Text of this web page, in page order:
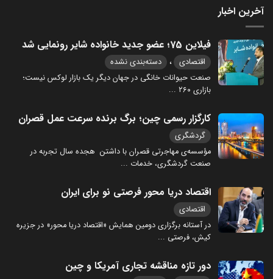
آخرین اخبار
فیلاین 75؛ عضو جدید خانواده شایر رونمایی شد
اقتصادی ، دسته‌بندی نشده
صنعت حیوانات خانگی در جهان دیگر یک بازار لوکس نیست؛
بازاری ۲۶۰
...
کارگزار رسمی چین؛ برگ برنده سرعت عمل قصران
گردشگری
مؤسسه‌ی مهاجرتی قصران با داشتن هجده سال تجربه در
صنعت گردشگری، خدمات ...
اقتصاد دریا محور فرصتی نو برای ایران
اقتصادی
در آستانه برگزاری دومین همایش «اقتصاد دریا محور» در جزیره
کیش، فرصتی ...
دور تازه مناقشه تجاری آمریکا و چین